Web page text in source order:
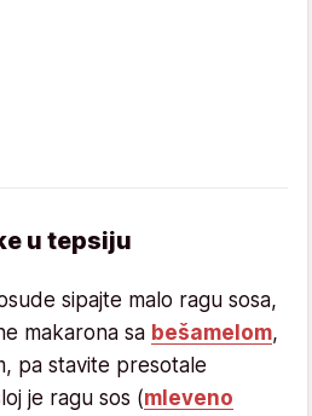
u tepsiju
sipajte malo ragu sosa,
makarona sa bešamelom,
pa stavite presotale
je ragu sos (mleveno